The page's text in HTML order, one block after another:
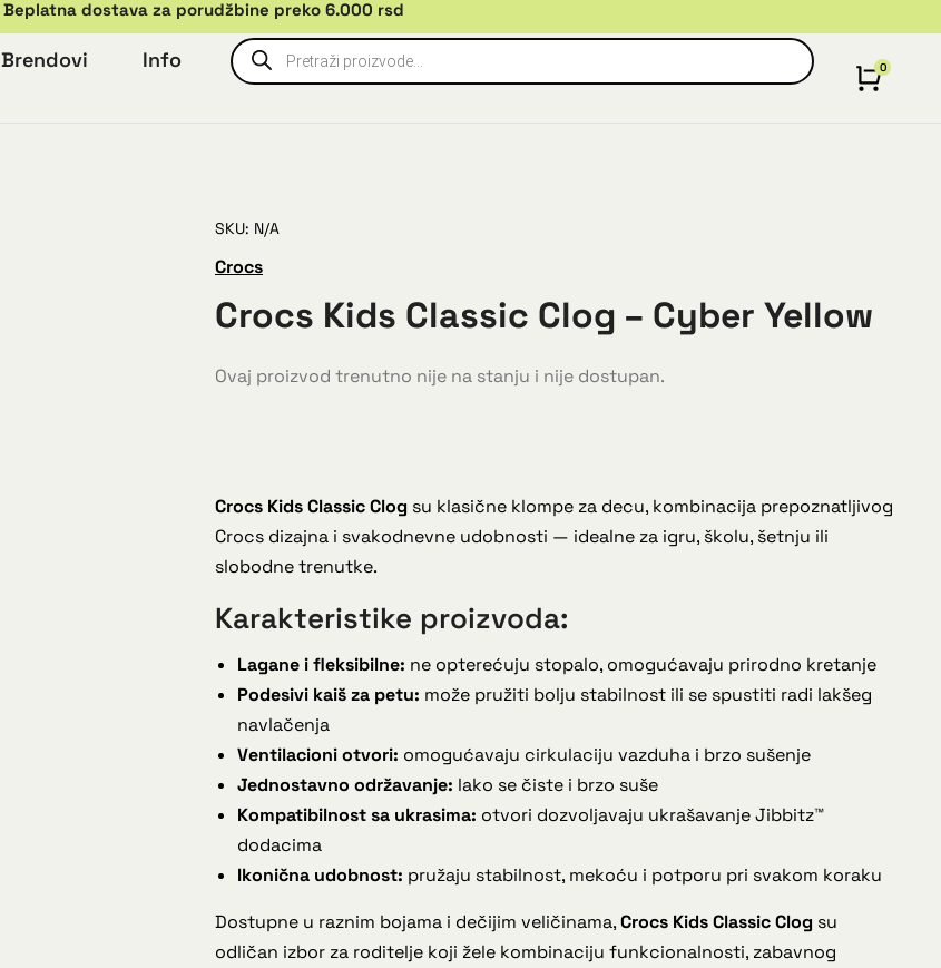
Beplatna dostava za porudžbine preko 6.000 rsd
Brendovi Info
SKU: N/A
Crocs
Crocs Kids Classic Clog – Cyber Yellow
Ovaj proizvod trenutno nije na stanju i nije dostupan.
Crocs Kids Classic Clog su klasične klompe za decu, kombinacija prepoznatljivog
Crocs dizajna i svakodnevne udobnosti — idealne za igru, školu, šetnju ili
slobodne trenutke.
Karakteristike proizvoda:
Lagane i fleksibilne: ne opterećuju stopalo, omogućavaju prirodno kretanje
Podesivi kaiš za petu: može pružiti bolju stabilnost ili se spustiti radi lakšeg
navlačenja
Ventilacioni otvori: omogućavaju cirkulaciju vazduha i brzo sušenje
Jednostavno održavanje: lako se čiste i brzo suše
Kompatibilnost sa ukrasima: otvori dozvoljavaju ukrašavanje Jibbitz™
dodacima
Ikonična udobnost: pružaju stabilnost, mekoću i potporu pri svakom koraku
Dostupne u raznim bojama i dečijim veličinama,Crocs Kids Classic Clog su
odličan izbor za roditelje koji žele kombinaciju funkcionalnosti, zabavnog